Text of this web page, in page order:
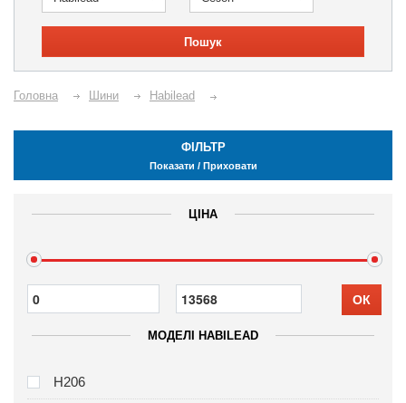
Пошук
Головна Шини Habilead
ФІЛЬТР
Показати / Приховати
ЦІНА
ОК
МОДЕЛІ HABILEAD
H206